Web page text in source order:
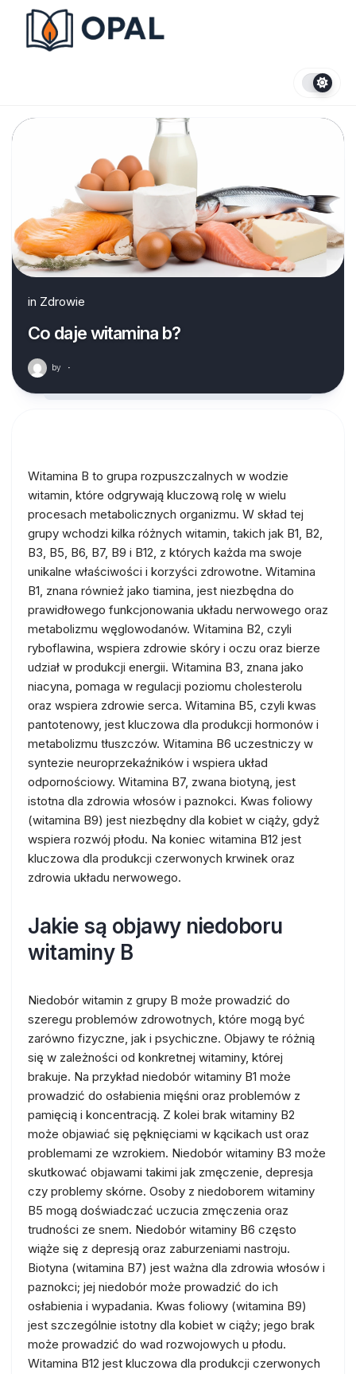
content
in Zdrowie
Co daje witamina b?
by ·
Witamina B to grupa rozpuszczalnych w wodzie
witamin, które odgrywają kluczową rolę w wielu
procesach metabolicznych organizmu. W skład tej
grupy wchodzi kilka różnych witamin, takich jak B1, B2,
B3, B5, B6, B7, B9 i B12, z których każda ma swoje
unikalne właściwości i korzyści zdrowotne. Witamina
B1, znana również jako tiamina, jest niezbędna do
prawidłowego funkcjonowania układu nerwowego oraz
metabolizmu węglowodanów. Witamina B2, czyli
ryboflawina, wspiera zdrowie skóry i oczu oraz bierze
udział w produkcji energii. Witamina B3, znana jako
niacyna, pomaga w regulacji poziomu cholesterolu
oraz wspiera zdrowie serca. Witamina B5, czyli kwas
pantotenowy, jest kluczowa dla produkcji hormonów i
metabolizmu tłuszczów. Witamina B6 uczestniczy w
syntezie neuroprzekaźników i wspiera układ
odpornościowy. Witamina B7, zwana biotyną, jest
istotna dla zdrowia włosów i paznokci. Kwas foliowy
(witamina B9) jest niezbędny dla kobiet w ciąży, gdyż
wspiera rozwój płodu. Na koniec witamina B12 jest
kluczowa dla produkcji czerwonych krwinek oraz
zdrowia układu nerwowego.
Jakie są objawy niedoboru
witaminy B
Niedobór witamin z grupy B może prowadzić do
szeregu problemów zdrowotnych, które mogą być
zarówno fizyczne, jak i psychiczne. Objawy te różnią
się w zależności od konkretnej witaminy, której
brakuje. Na przykład niedobór witaminy B1 może
prowadzić do osłabienia mięśni oraz problemów z
pamięcią i koncentracją. Z kolei brak witaminy B2
może objawiać się pęknięciami w kącikach ust oraz
problemami ze wzrokiem. Niedobór witaminy B3 może
skutkować objawami takimi jak zmęczenie, depresja
czy problemy skórne. Osoby z niedoborem witaminy
B5 mogą doświadczać uczucia zmęczenia oraz
trudności ze snem. Niedobór witaminy B6 często
wiąże się z depresją oraz zaburzeniami nastroju.
Biotyna (witamina B7) jest ważna dla zdrowia włosów i
paznokci; jej niedobór może prowadzić do ich
osłabienia i wypadania. Kwas foliowy (witamina B9)
jest szczególnie istotny dla kobiet w ciąży; jego brak
może prowadzić do wad rozwojowych u płodu.
Witamina B12 jest kluczowa dla produkcji czerwonych